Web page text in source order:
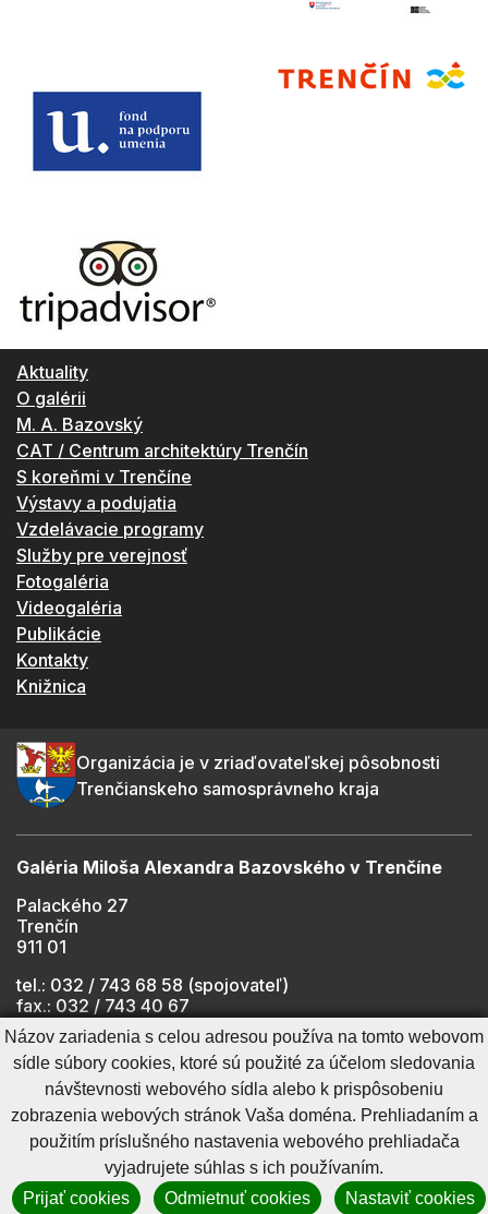
Aktuality
O galérii
M. A. Bazovský
CAT / Centrum architektúry Trenčín
S koreňmi v Trenčíne
Výstavy a podujatia
Vzdelávacie programy
Služby pre verejnosť
Fotogaléria
Videogaléria
Publikácie
Kontakty
Knižnica
Organizácia je v zriaďovateľskej pôsobnosti
Trenčianskeho samosprávneho kraja
Galéria Miloša Alexandra Bazovského v Trenčíne
Palackého 27
Trenčín
911 01
tel.: 032 / 743 68 58 (spojovateľ)
fax.: 032 / 743 40 67
e-mail:
info@gmab.sk
Cookies nastavenie
Ochrana osobných údajov
Cookies - viac informácií
Vyhlásenie o prístupnosti
Technický prevádzkovateľ
Správca obsahu
GenerujeCMS BUXUS
Názov zariadenia s celou adresou používa na tomto webovom
sídle súbory cookies, ktoré sú použité za účelom sledovania
návštevnosti webového sídla alebo k prispôsobeniu
zobrazenia webových stránok Vaša doména. Prehliadaním a
použitím príslušného nastavenia webového prehliadača
vyjadrujete súhlas s ich používaním.
Prijať cookies
Odmietnuť cookies Nastaviť cookies